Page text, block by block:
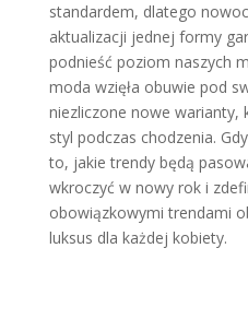
standardem, dlatego
aktualizacji jednej formy
podnieść poziom naszych
moda wzięła obuwie pod
niezliczone nowe
styl podczas chodzenia.
to, jakie trendy będą
wkroczyć w nowy rok i
obowiązkowymi trendami
luksus dla każdej kobiety.